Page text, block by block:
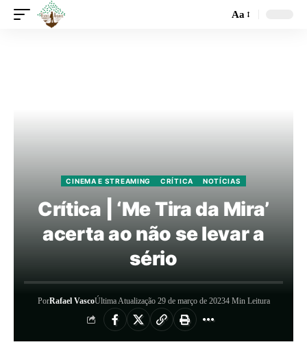
Aa
CINEMA E STREAMING CRÍTICA NOTÍCIAS
Crítica | ‘Me Tira da Mira’
acerta ao não se levar a
sério
PorRafael VascoÚltima Atualização 29 de março de 20234 Min Leitura